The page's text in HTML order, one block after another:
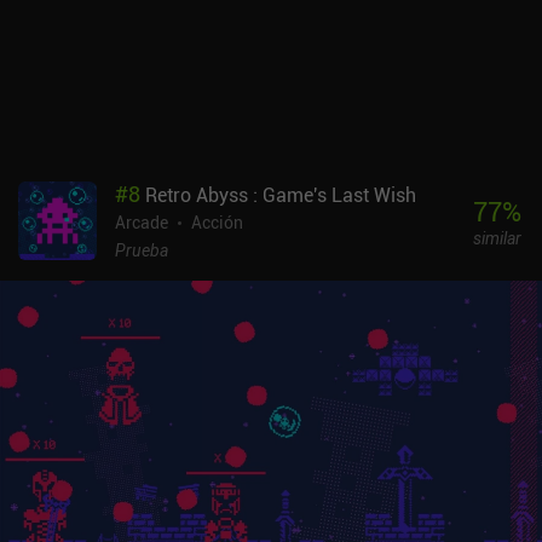
#8 Retro Abyss : Game's Last Wish
Arcade
Acción
Prueba
77%
similar